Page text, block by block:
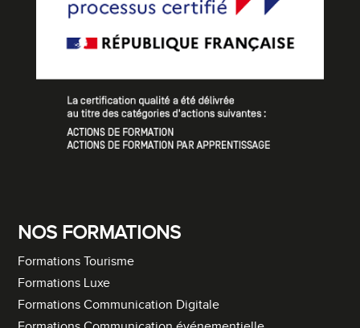
NOS FORMATIONS
Formations Tourisme
Formations Luxe
Formations Communication Digitale